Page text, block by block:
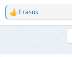
Р
е
Erasus